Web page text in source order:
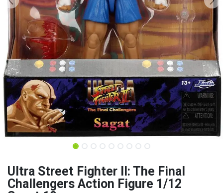
Ultra Street Fighter II: The Final
Challengers Action Figure 1/12